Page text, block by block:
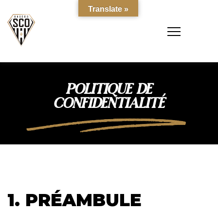
POLITIQUE DE
CONFIDENTIALITÉ
1. PRÉAMBULE
Translate »